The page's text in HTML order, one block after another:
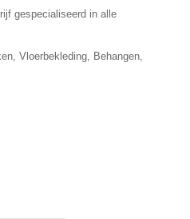
gespecialiseerd in alle
Vloerbekleding, Behangen,